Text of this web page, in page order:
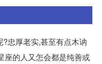
忠厚老实,甚至有点木讷
座的人又怎会都是纯善或